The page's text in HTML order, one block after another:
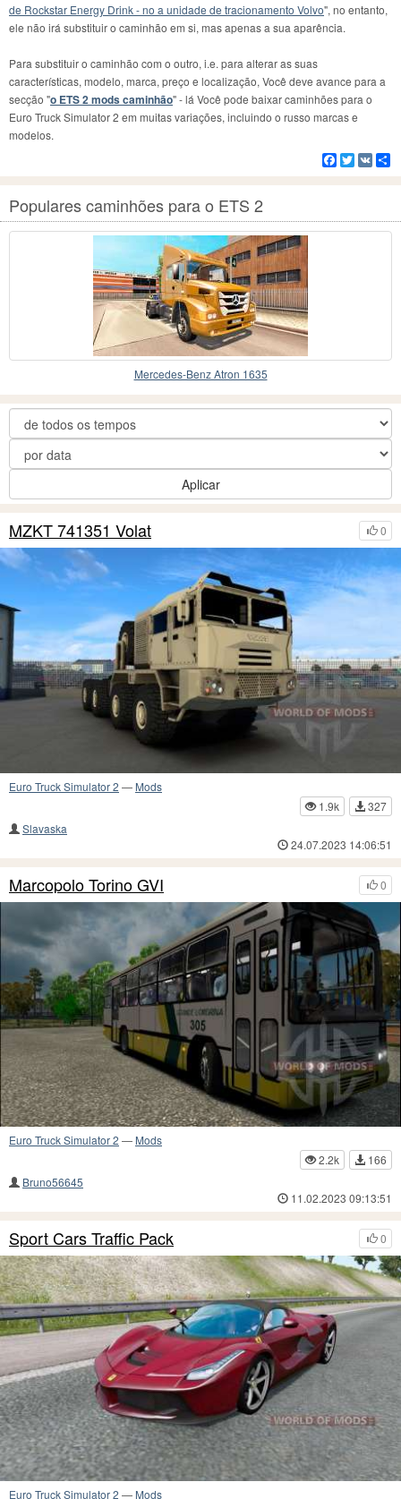
de Rockstar Energy Drink - no a unidade de tracionamento Volvo", no entanto,
ele não irá substituir o caminhão em si, mas apenas a sua aparência.
Para substituir o caminhão com o outro, i.e. para alterar as suas
características, modelo, marca, preço e localização, Você deve avance para a
secção "o ETS 2 mods caminhão" - lá Você pode baixar caminhões para o
Euro Truck Simulator 2 em muitas variações, incluindo o russo marcas e
modelos.
Facebook
Twitter
VK
Populares caminhões para o ETS 2
Mercedes-Benz Atron 1635
Aplicar
0
MZKT 741351 Volat
Euro Truck Simulator 2 — Mods
1.9k
327
Slavaska
24.07.2023 14:06:51
0
Marcopolo Torino GVI
Euro Truck Simulator 2 — Mods
2.2k
166
Bruno56645
11.02.2023 09:13:51
0
Sport Cars Traffic Pack
Euro Truck Simulator 2 — Mods